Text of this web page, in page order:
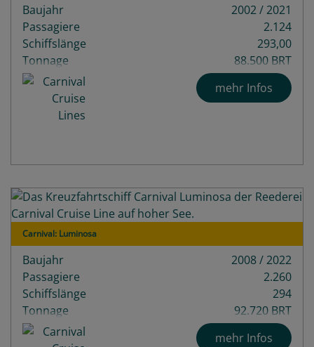
Baujahr
2002 / 2021
Passagiere
2.124
Schiffslänge
293,00
Tonnage
88.500 BRT
mehr Infos
Carnival: Luminosa
Baujahr
2008 / 2022
Passagiere
2.260
Schiffslänge
294
Tonnage
92.720 BRT
Decks
16
mehr Infos